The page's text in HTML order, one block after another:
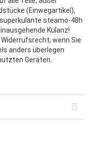
(Einwegartikel),
steamo-48h
Kulanz!
wenn Sie
anders überlegen
Geräten.